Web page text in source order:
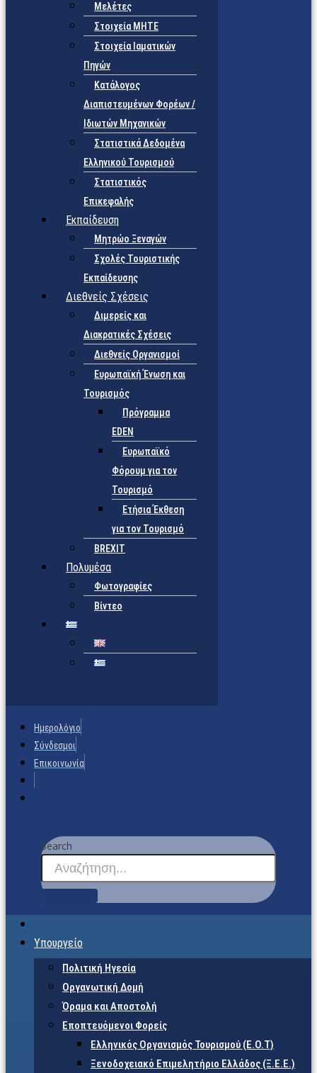
Μελέτες
Στοιχεία ΜΗΤΕ
Στοιχεία Ιαματικών
Πηγών
Κατάλογος
Διαπιστευμένων Φορέων /
Ιδιωτών Μηχανικών
Στατιστικά Δεδομένα
Ελληνικού Τουρισμού
Στατιστικός
Επικεφαλής
Εκπαίδευση
Μητρώο Ξεναγών
Σχολές Τουριστικής
Εκπαίδευσης
Διεθνείς Σχέσεις
Διμερείς και
Διακρατικές Σχέσεις
Διεθνείς Οργανισμοί
Ευρωπαϊκή Ένωση και
Τουρισμός
Πρόγραμμα
EDEN
Ευρωπαϊκό
Φόρουμ για τον
Τουρισμό
Ετήσια Έκθεση
για τον Τουρισμό
BREXIT
Πολυμέσα
Φωτογραφίες
Βίντεο
Ημερολόγιο
Σύνδεσμοι
Επικοινωνία
Search
Υπουργείο
Πολιτική Ηγεσία
Οργανωτική Δομή
Όραμα και Αποστολή
Εποπτευόμενοι Φορείς
Eλληνικός Οργανισμός Τουρισμού (Ε.Ο.Τ)
Ξενοδοχειακό Επιμελητήριο Ελλάδος (Ξ.Ε.Ε.)